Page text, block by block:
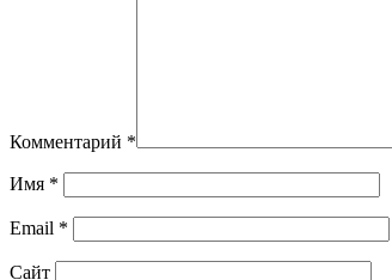
Комментарий *
Имя *
Email *
Сайт